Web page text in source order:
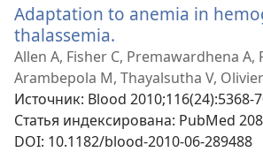
Adaptation to anemia in
thalassemia.
в
новом
окне)
Allen A, Fisher C, Premawardhena A,
Arambepola M, Thayalsutha V,
Источник‎: Blood 2010;116(24):5368-
Статья индексирована‎: PubMed
DOI‎: 10.1182/blood-2010-06-289488